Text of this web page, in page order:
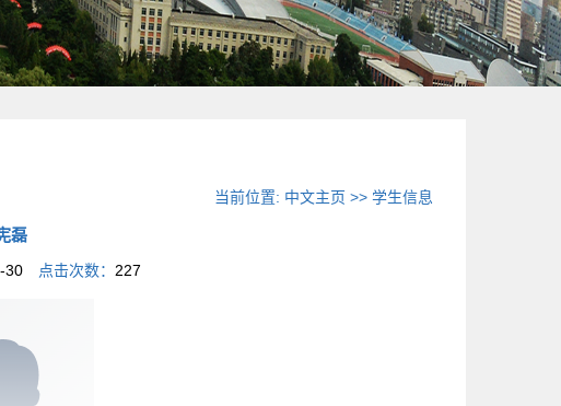
当前位置: 中文主页 >>学生信息
磊
30 点击次数： 227